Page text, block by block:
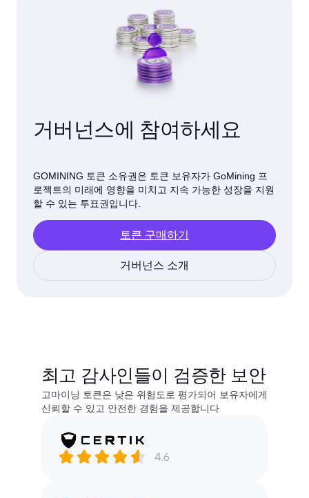
거버넌스에 참여하세요
GOMINING 토큰 소유권은 토큰 보유자가 GoMining 프
로젝트의 미래에 영향을 미치고 지속 가능한 성장을 지원
할 수 있는 투표권입니다.
토큰 구매하기
거버넌스 소개
최고 감사인들이 검증한 보안
고마이닝 토큰은 낮은 위험도로 평가되어 보유자에게
신뢰할 수 있고 안전한 경험을 제공합니다